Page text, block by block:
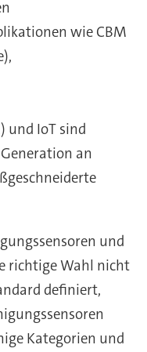
wie CBM
und IoT sind
an
und
richtige Wahl nicht
definiert,
Kategorien und